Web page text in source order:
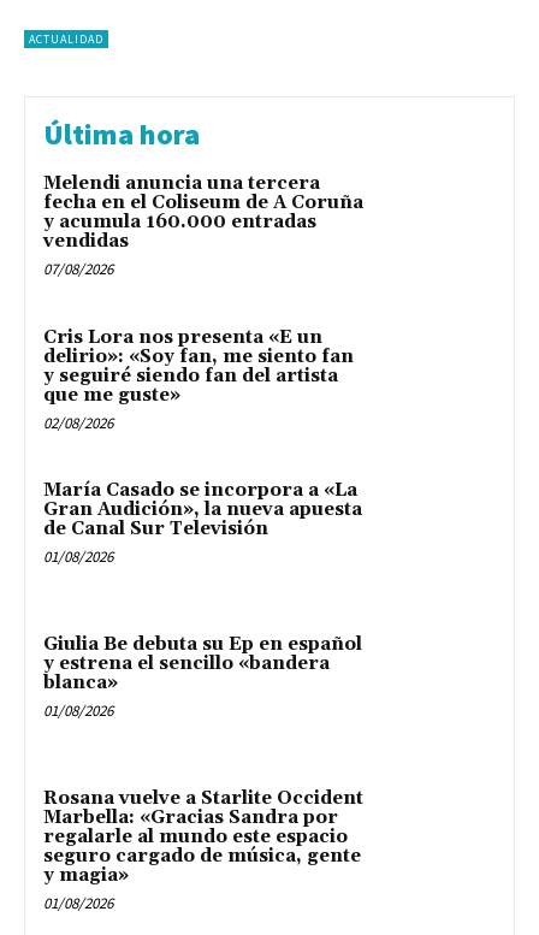
ACTUALIDAD
Última hora
Melendi anuncia una tercera
fecha en el Coliseum de A Coruña
y acumula 160.000 entradas
vendidas
07/08/2026
Cris Lora nos presenta «E un
delirio»: «Soy fan, me siento fan
y seguiré siendo fan del artista
que me guste»
02/08/2026
María Casado se incorpora a «La
Gran Audición», la nueva apuesta
de Canal Sur Televisión
01/08/2026
Giulia Be debuta su Ep en español
y estrena el sencillo «bandera
blanca»
01/08/2026
Rosana vuelve a Starlite Occident
Marbella: «Gracias Sandra por
regalarle al mundo este espacio
seguro cargado de música, gente
y magia»
01/08/2026